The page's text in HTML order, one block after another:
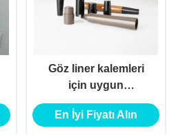
Göz liner kalemleri
için uygun
tasarlanmış sıvı kaş
konteyneri
En İyi Fiyatı Alın